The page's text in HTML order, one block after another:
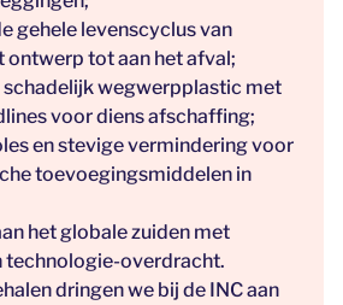
gehele levenscyclus van
ontwerp tot aan het afval;
schadelijk wegwerpplastic met
voor diens afschaffing;
en stevige vermindering voor
toevoegingsmiddelen in
het globale zuiden met
technologie-overdracht.
dringen we bij de INC aan